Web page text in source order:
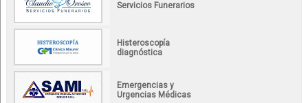
Servicios Funerarios
Histeroscopía
diagnóstica
Emergencias y
Urgencias Médicas